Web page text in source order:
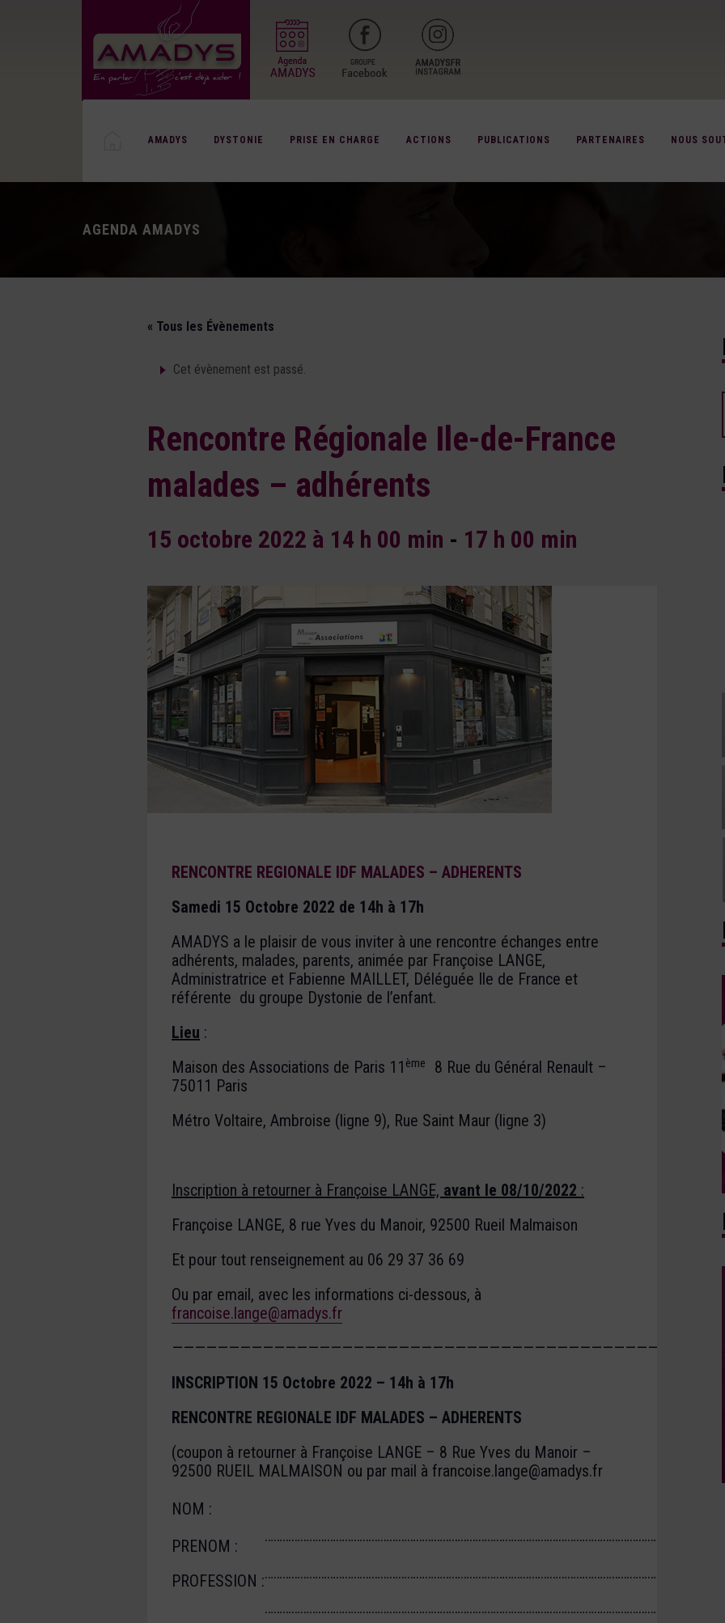
AMADYS DYSTONIE PRISE EN CHARGE ACTIONS PUBLICATIONS PARTENAIRES NOUS
AGENDA AMADYS
« Tous les Évènements
Cet évènement est passé.
Rencontre Régionale Ile-de-France
malades – adhérents
15 octobre 2022 à 14 h 00 min - 17 h 00 min
RENCONTRE REGIONALE IDF MALADES – ADHERENTS
Samedi 15 Octobre 2022 de 14h à 17h
AMADYS a le plaisir de vous inviter à une rencontre échanges entre
adhérents, malades, parents, animée par Françoise LANGE,
Administratrice et Fabienne MAILLET, Déléguée Ile de France et
référente du groupe Dystonie de l’enfant.
Lieu :
Maison des Associations de Paris 11 ème
8 Rue du Général Renault –
75011 Paris
Métro Voltaire, Ambroise (ligne 9), Rue Saint Maur (ligne 3)
Inscription à retourner à Françoise LANGE, avant le 08/10/2022 :
Françoise LANGE, 8 rue Yves du Manoir, 92500 Rueil Malmaison
Et pour tout renseignement au 06 29 37 36 69
Ou par email, avec les informations ci-dessous, à
francoise.lange@amadys.fr
INSCRIPTION 15 Octobre 2022 – 14h à 17h
RENCONTRE REGIONALE IDF MALADES – ADHERENTS
(coupon à retourner à Françoise LANGE – 8 Rue Yves du Manoir –
92500 RUEIL MALMAISON ou par mail à francoise.lange@amadys.fr
NOM :
PRENOM :
PROFESSION :